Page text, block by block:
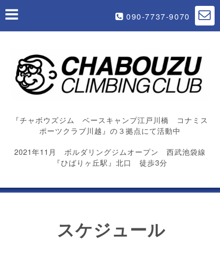
090-7737-9070
『チャボウズジム ベースキャンプ江戸川橋 コナミス
ポーツクラブ川越』の３拠点にて活動中
2021年11月 ボルダリングジムオープン 西武池袋線
『ひばりヶ丘駅』北口 徒歩3分
スケジュール